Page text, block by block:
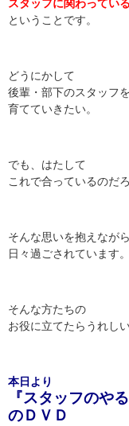
スタッフに関わっている
ということです。
どうにかして
後輩・部下のスタッフを
育てていきたい。
でも、はたして
これで合っているのだろ
そんな思いを抱えながら
日々過ごされています。
そんな方たちの
お役に立てたらうれしい
本日より
『スタッフのや
のＤＶＤ